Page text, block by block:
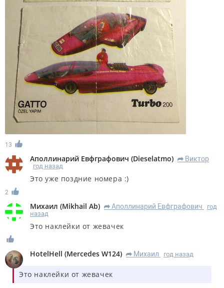
13
Аполлинарий Евфграфович (Dieselatmo) R Виктор
год назад
Это уже поздние номера :)
2
Михаил (Mikhail Ab) R Аполлинарий Евфграфович
год
назад
Это наклейки от жевачек
HotelHell (Mercedes W124) R Михаил год назад
Это наклейки от жевачек